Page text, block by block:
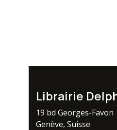
Librairie
19 bd Georges-Favon
Genève, Suisse